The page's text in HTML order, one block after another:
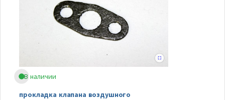
В наличии
прокладка клапана воздушного